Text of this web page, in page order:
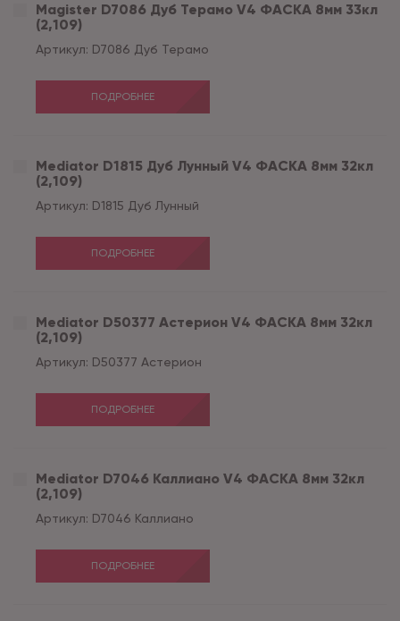
Magister D7086 Дуб Терамо V4 ФАСКА 8мм 33кл
(2,109)
Артикул: D7086 Дуб Терамо
ПОДРОБНЕЕ
Mediator D1815 Дуб Лунный V4 ФАСКА 8мм 32кл
(2,109)
Артикул: D1815 Дуб Лунный
ПОДРОБНЕЕ
Mediator D50377 Астерион V4 ФАСКА 8мм 32кл
(2,109)
Артикул: D50377 Астерион
ПОДРОБНЕЕ
Mediator D7046 Каллиано V4 ФАСКА 8мм 32кл
(2,109)
Артикул: D7046 Каллиано
ПОДРОБНЕЕ